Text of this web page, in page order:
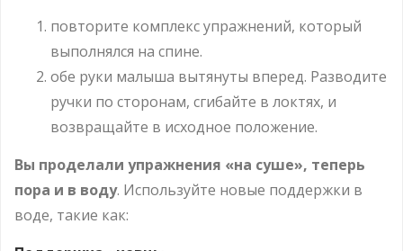
повторите комплекс упражнений, который
выполнялся на спине.
обе руки малыша вытянуты вперед. Разводите
ручки по сторонам, сгибайте в локтях, и
возвращайте в исходное положение.
Вы проделали упражнения «на суше», теперь
пора и в воду. Используйте новые поддержки в
воде, такие как: